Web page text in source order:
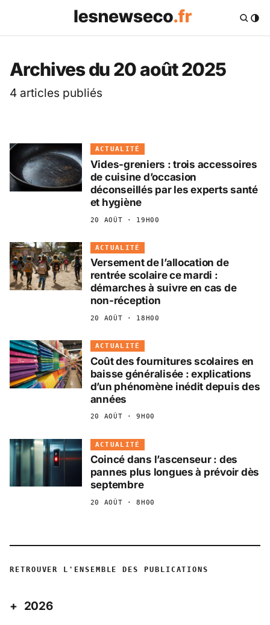
Les News Eco .fr —
Archives du 20 août 2025
4 articles publiés
ACTUALITÉ
Vides-greniers : trois accessoires
de cuisine d’occasion
déconseillés par les experts santé
et hygiène
20 AOÛT · 19H00
ACTUALITÉ
Versement de l’allocation de
rentrée scolaire ce mardi :
démarches à suivre en cas de
non-réception
20 AOÛT · 18H00
ACTUALITÉ
Coût des fournitures scolaires en
baisse généralisée : explications
d’un phénomène inédit depuis des
années
20 AOÛT · 9H00
ACTUALITÉ
Coincé dans l’ascenseur : des
pannes plus longues à prévoir dès
septembre
20 AOÛT · 8H00
RETROUVER L'ENSEMBLE DES PUBLICATIONS
2026